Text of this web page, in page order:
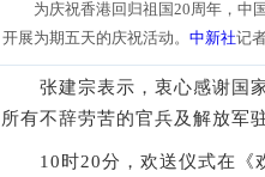
为庆祝香港回归祖国20周年，中
开展为期五天的庆祝活动。 中新社记
张建宗表示，衷心感谢国家
所有不辞劳苦的官兵及解放军
10时20分，欢送仪式在《欢